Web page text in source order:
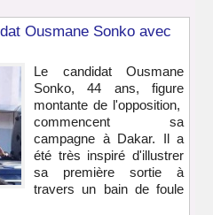
Ousmane Sonko avec
Le candidat Ousmane
Sonko, 44 ans, figure
montante de l'opposition,
commencent sa
campagne à Dakar. Il a
été très inspiré d'illustrer
sa première sortie à
travers un bain de foule